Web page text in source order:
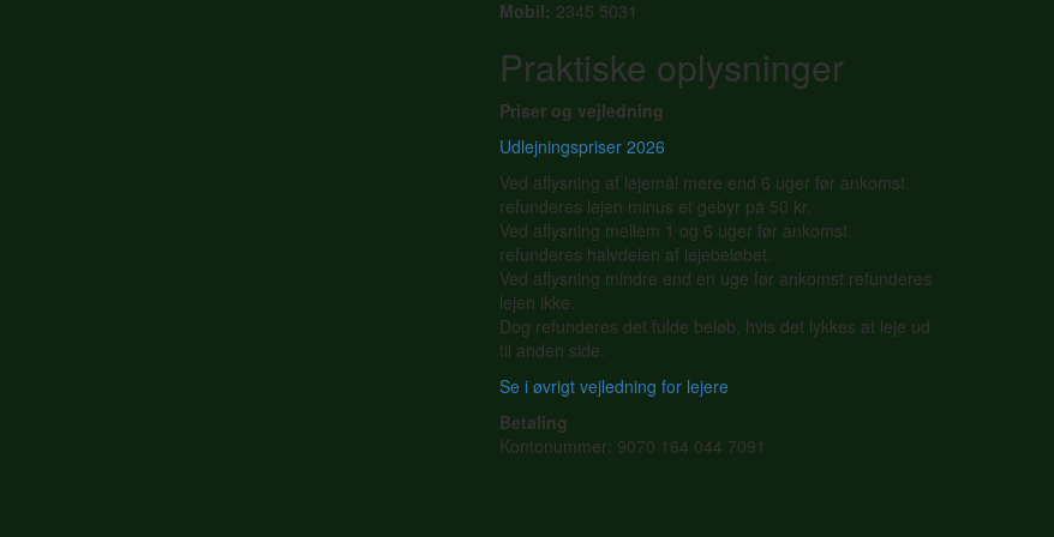
Mobil: 2345 5031
Praktiske oplysninger
Priser og vejledning
Udlejningspriser 2026
Ved aflysning af lejemål mere end 6 uger før ankomst
refunderes lejen minus et gebyr på 50 kr.
Ved aflysning mellem 1 og 6 uger før ankomst
refunderes halvdelen af lejebeløbet.
Ved aflysning mindre end en uge før ankomst refunderes
lejen ikke.
Dog refunderes det fulde beløb, hvis det lykkes at leje ud
til anden side.
Se i øvrigt vejledning for lejere
Betaling
Kontonummer: 9070 164 044 7091